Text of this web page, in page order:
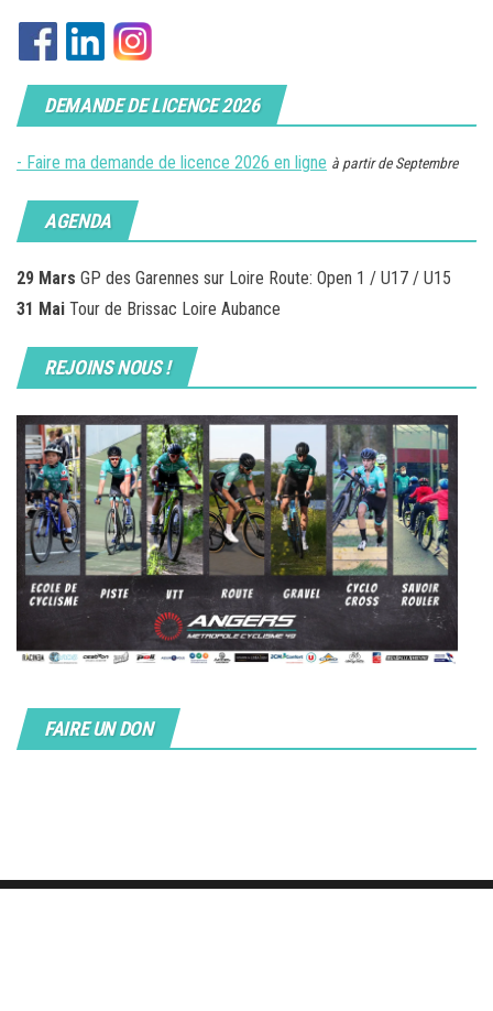
DEMANDE DE LICENCE 2026
- Faire ma demande de licence 2026 en ligne à partir de Septembre
AGENDA
29 Mars GP des Garennes sur Loire Route: Open 1 / U17 / U15
31 Mai Tour de Brissac Loire Aubance
REJOINS NOUS !
FAIRE UN DON